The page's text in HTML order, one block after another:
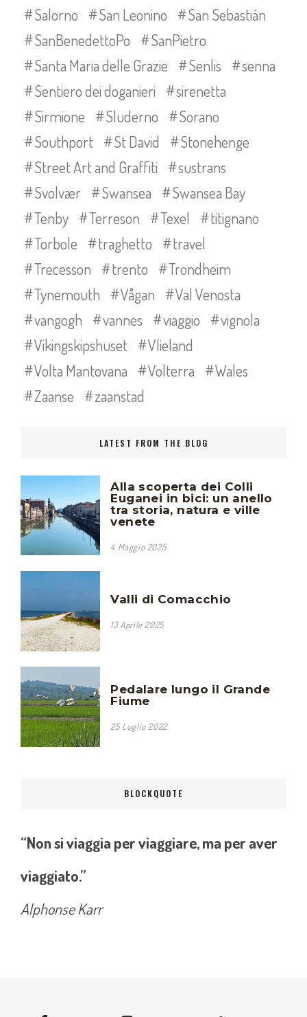
Salorno
San Leonino
San Sebastián
SanBenedettoPo
SanPietro
Santa Maria delle Grazie
Senlis
senna
Sentiero dei doganieri
sirenetta
Sirmione
Sluderno
Sorano
Southport
St David
Stonehenge
Street Art and Graffiti
sustrans
Svolvær
Swansea
Swansea Bay
Tenby
Terreson Texel
titignano
Torbole
traghetto
travel
Trecesson
trento
Trondheim
Tynemouth
Vågan
Val Venosta
vangogh
vannes viaggio
vignola
Vikingskipshuset
Vlieland
Volta Mantovana
Volterra
Wales
Zaanse
zaanstad
LATEST FROM THE BLOG
Alla scoperta dei Colli
Euganei in bici: un anello
tra storia, natura e ville
venete
4 Maggio 2025
Valli di Comacchio
13 Aprile 2025
Pedalare lungo il Grande
Fiume
25 Luglio 2022
BLOCKQUOTE
“Non si viaggia per viaggiare, ma per aver
viaggiato.”
Alphonse Karr